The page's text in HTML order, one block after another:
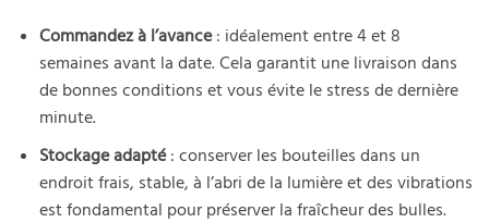
Commandez à l’avance: idéalement entre 4 et 8
semaines avant la date. Cela garantit une livraison dans
de bonnes conditions et vous évite le stress de dernière
minute.
Stockage adapté: conserver les bouteilles dans un
endroit frais, stable, à l’abri de la lumière et des vibrations
est fondamental pour préserver la fraîcheur des bulles.